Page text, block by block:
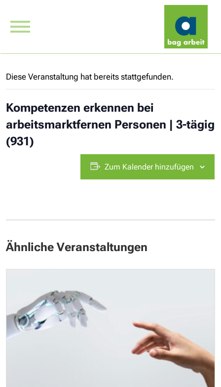
Diese Veranstaltung hat bereits stattgefunden.
Kompetenzen erkennen bei
arbeitsmarktfernen Personen | 3-tägig
(931)
Zum Kalender hinzufügen
Ähnliche Veranstaltungen